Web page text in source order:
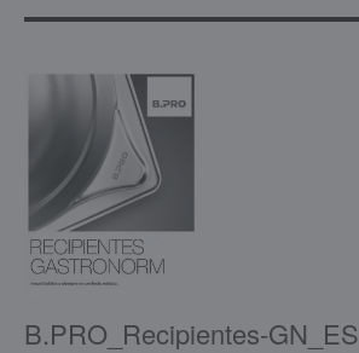
B.PRO_Recipientes-GN_ES